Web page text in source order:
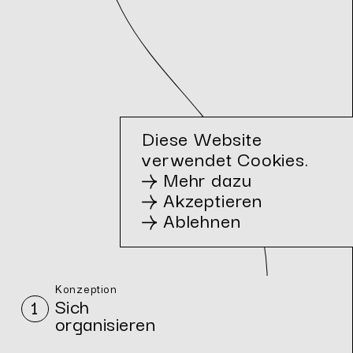
Diese Website
verwendet Cookies.
Mehr dazu
Akzeptieren
Ablehnen